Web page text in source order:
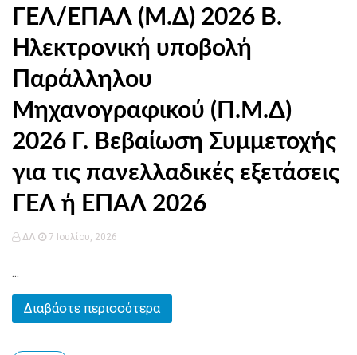
ΓΕΛ/ΕΠΑΛ (Μ.Δ) 2026 Β.
Ηλεκτρονική υποβολή
Παράλληλου
Μηχανογραφικού (Π.Μ.Δ)
2026 Γ. Βεβαίωση Συμμετοχής
για τις πανελλαδικές εξετάσεις
ΓΕΛ ή ΕΠΑΛ 2026
ΔΛ 7 Ιουλίου, 2026
...
Διαβάστε περισσότερα